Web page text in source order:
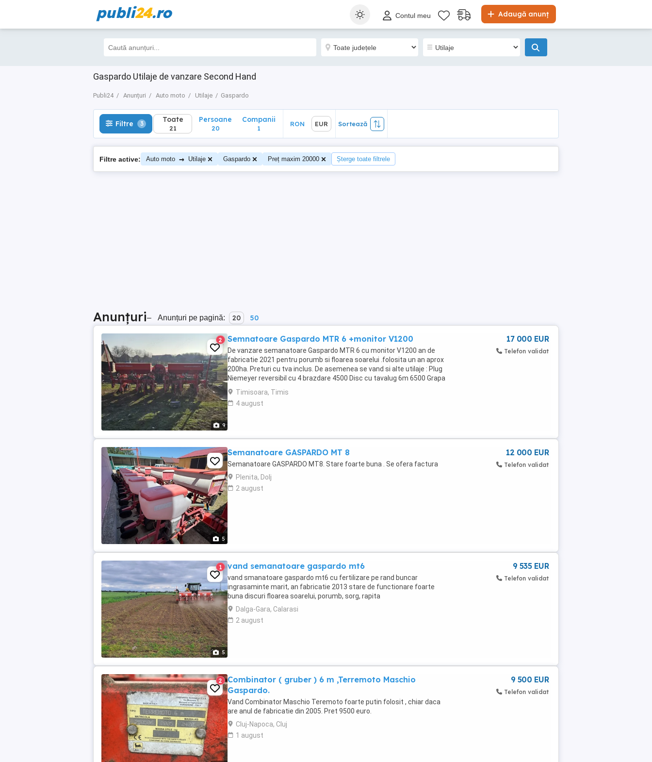
publi24.ro Adaugă anunț
Contul meu
Gaspardo Utilaje de vanzare Second Hand
Publi24 Anunțuri Auto moto Utilaje Gaspardo
Filtre 3 Toate
21
Sortează
Filtre 3 Toate
21
Persoane
20
Companii
1
RON EUR Sortează
Filtre active: Auto moto → Utilaje Gaspardo Preț maxim 20000 Șterge toate filtrele
Anunțuri– Anunțuri pe pagină: 20 50
9
2 Semnatoare Gaspardo MTR 6 +monitor V1200
De vanzare semanatoare Gaspardo MTR 6 cu monitor V1200 an de
fabricatie 2021 pentru porumb si floarea soarelui .folosita un an aprox
200ha. Preturi cu tva inclus. De asemenea se vand si alte utilaje : Plug
Niemeyer reversibil cu 4 brazdare 4500 Disc cu tavalug 6m 6500 Grapa
rotativa Rabewerk 6m 6000 ...
Timisoara, Timis
4 august
17 000 EUR
Telefon validat
5
Semanatoare GASPARDO MT 8
Semanatoare GASPARDO MT8. Stare foarte buna . Se ofera factura
Plenita, Dolj
2 august
12 000 EUR
Telefon validat
5
1 vand semanatoare gaspardo mt6
vand smanatoare gaspardo mt6 cu fertilizare pe rand buncar
ingrasaminte marit, an fabricatie 2013 stare de functionare foarte
buna discuri floarea soarelui, porumb, sorg, rapita
Dalga-Gara, Calarasi
2 august
9 535 EUR
Telefon validat
2
Combinator ( gruber ) 6 m ,Terremoto Maschio
Gaspardo.
Vand Combinator Maschio Teremoto foarte putin folosit , chiar daca
are anul de fabricatie din 2005. Pret 9500 euro.
Cluj-Napoca, Cluj
1 august
9 500 EUR
Telefon validat